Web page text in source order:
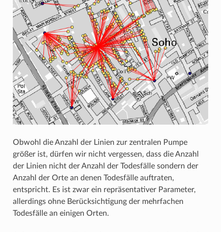
Obwohl die Anzahl der Linien zur zentralen Pumpe
größer ist, dürfen wir nicht vergessen, dass die Anzahl
der Linien nicht der Anzahl der Todesfälle sondern der
Anzahl der Orte an denen Todesfälle auftraten,
entspricht. Es ist zwar ein repräsentativer Parameter,
allerdings ohne Berücksichtigung der mehrfachen
Todesfälle an einigen Orten.